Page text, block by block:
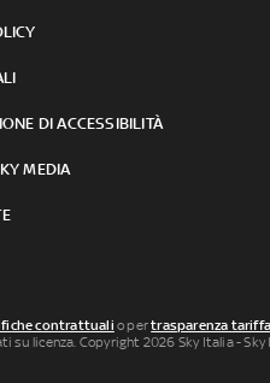
DI ACCESSIBILITÀ
MEDIA
contrattuali o pertrasparenza
licenza. Copyright 2026 Sky Italia - Sky